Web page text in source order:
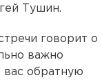
Тушин.
говорит о
важно
вас обратную